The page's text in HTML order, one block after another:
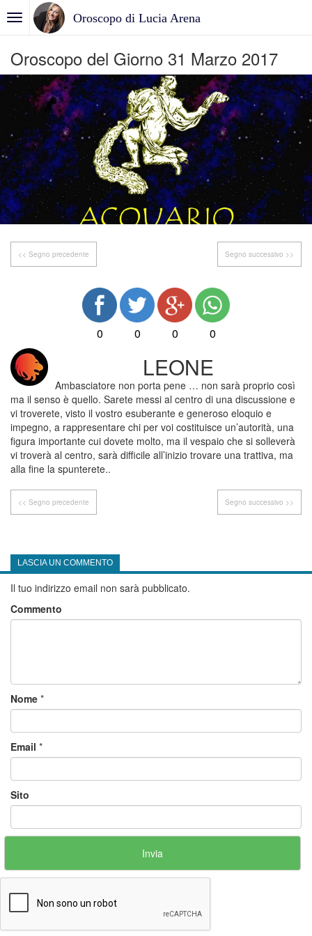
Oroscopo di Lucia Arena
Oroscopo del Giorno 31 Marzo 2017
<< Segno precedente Segno successivo >>
0 0 0 0
LEONE
Ambasciatore non porta pene … non sarà proprio così
ma il senso è quello. Sarete messi al centro di una discussione e
vi troverete, visto il vostro esuberante e generoso eloquio e
impegno, a rappresentare chi per voi costituisce un’autorità, una
figura importante cui dovete molto, ma il vespaio che si solleverà
vi troverà al centro, sarà difficile all’inizio trovare una trattiva, ma
alla fine la spunterete..
<< Segno precedente Segno successivo >>
LASCIA UN COMMENTO
Il tuo indirizzo email non sarà pubblicato.
Commento
Nome *
Email *
Sito